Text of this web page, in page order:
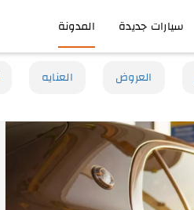
سيارات جديدة المدونة
العروض العنايه